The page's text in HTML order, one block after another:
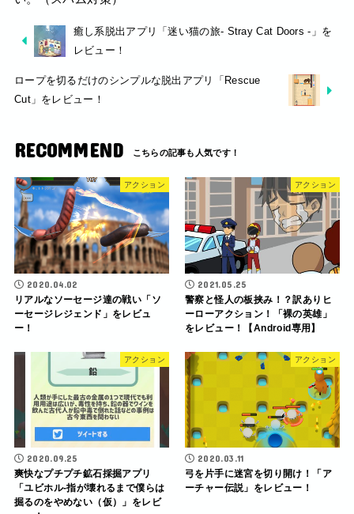
癒し系脱出アプリ「迷い猫の旅- Stray Cat Doors -」を
レビュー！
ロープを切るだけのシンプルな脱出アプリ「Rescue
Cut」をレビュー！
RECOMMEND
アクション
2020.04.02
リアルなソーセージ達の戦い「ソ
ーセージレジェンド」をレビュ
ー！
アクション
2021.05.25
警察と怪人の板挟み！？訳ありヒ
ーローアクション！「裸の英雄」
をレビュー！【Android専用】
アクション
2020.09.25
爽快なプチプチ鉱石採掘アプリ
「ユビホル-指が壊れるまで僕らは
掘るのをやめない（仮）」をレビ
アクション
2020.03.11
弓を片手に迷宮を切り開け！「ア
ーチャー伝説」をレビュー！